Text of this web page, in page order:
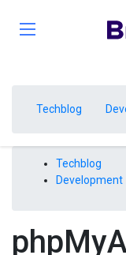
Techblog
Techblog
Development